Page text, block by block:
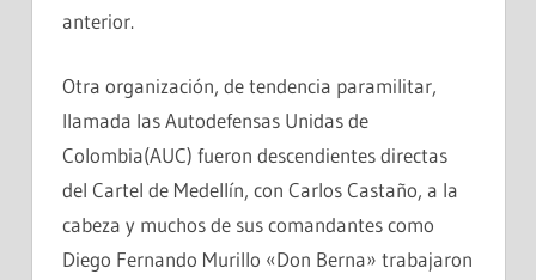
anterior.
Otra organización, de tendencia paramilitar,
llamada las Autodefensas Unidas de
Colombia(AUC) fueron descendientes directas
del Cartel de Medellín, con Carlos Castaño, a la
cabeza y muchos de sus comandantes como
Diego Fernando Murillo «Don Berna» trabajaron